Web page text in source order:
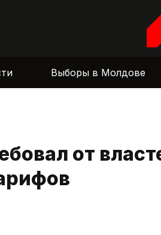
Выборы в Молдове
от